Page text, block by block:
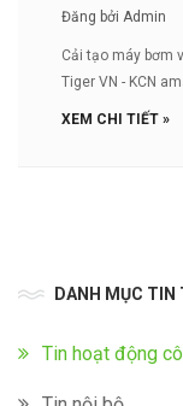
Đăng bởi Admin
Cải tạo máy bơm
Tiger VN - KCN
XEM CHI TIẾT »
DANH MỤC TIN
Tin hoạt động